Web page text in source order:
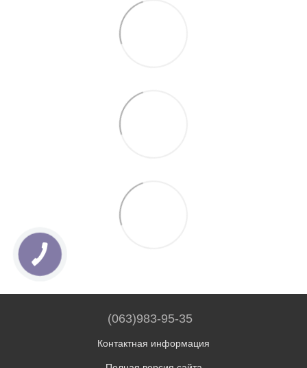
(063)983-95-35
Контактная информация